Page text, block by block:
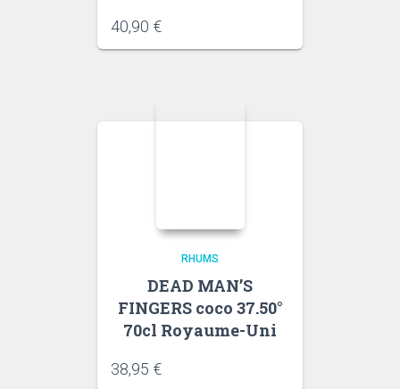
40,90 €
RHUMS
DEAD MAN’S
FINGERS coco 37.50°
70cl Royaume-Uni
38,95 €